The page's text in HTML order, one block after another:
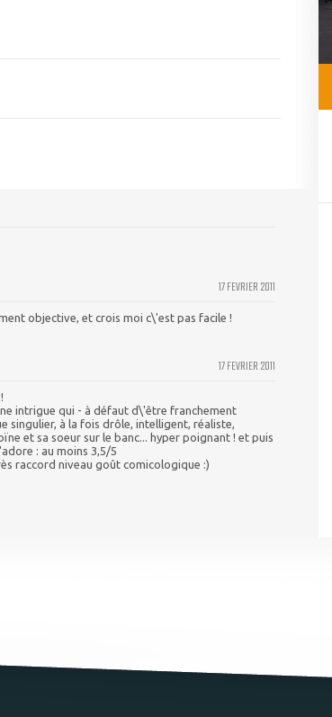
17 FEVRIER 2011
objective, et crois moi c\'est pas facile !
17 FEVRIER 2011
intrigue qui - à défaut d\'être franchement
singulier, à la fois drôle, intelligent, réaliste,
et sa soeur sur le banc... hyper poignant ! et puis
: au moins 3,5/5
raccord niveau goût comicologique :)